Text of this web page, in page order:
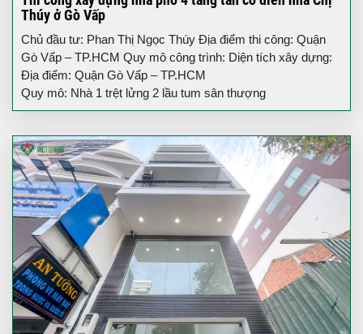
Thúy ở Gò Vấp
Chủ đầu tư: Phan Thị Ngọc Thúy Địa điểm thi công: Quận
Gò Vấp – TP.HCM Quy mô công trình: Diện tích xây dựng:
Địa điểm: Quận Gò Vấp – TP.HCM
Quy mô: Nhà 1 trệt lửng 2 lầu tum sân thượng